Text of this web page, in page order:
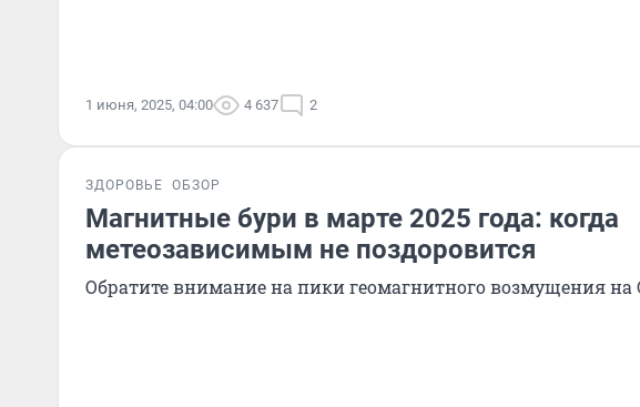
1 июня, 2025, 04:00 4 637 2
ЗДОРОВЬЕ ОБЗОР
Магнитные бури в марте 2025 года: когда
метеозависимым не поздоровится
Обратите внимание на пики геомагнитного возмущения на